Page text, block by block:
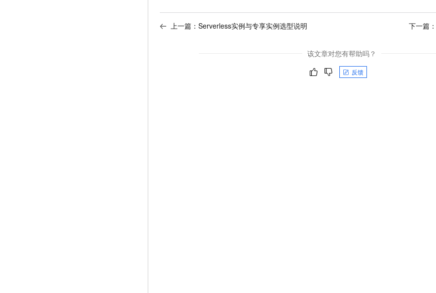
上一篇： Serverless实例与专享实例选型说明 下一篇：
该文章对您有帮助吗？
反馈